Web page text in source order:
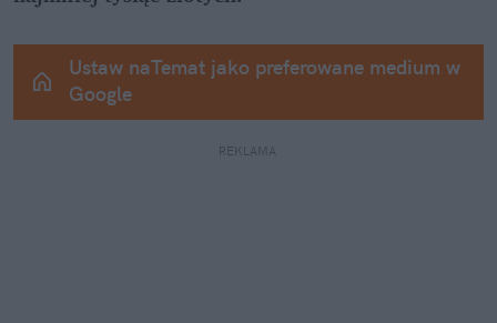
Ustaw naTemat jako preferowane medium w
Google
REKLAMA